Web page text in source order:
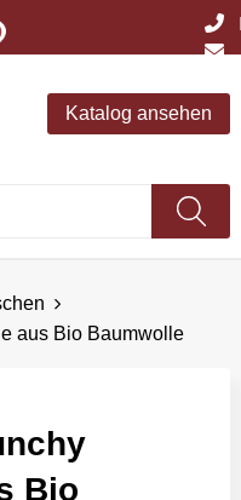
Katalog ansehen
aus Bio Baumwolle
Bio